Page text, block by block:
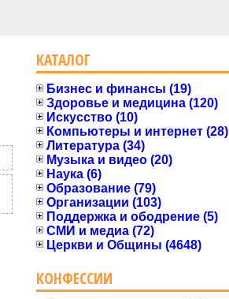
КАТАЛОГ
Бизнес и финансы (19)
Здоровье и медицина (120)
Искусство (10)
Компьютеры и интернет (28)
Литература (34)
Музыка и видео (20)
Наука (6)
Образование (79)
Организации (103)
Поддержка и ободрение (5)
СМИ и медиа (72)
Церкви и Общины (4648)
КОНФЕССИИ